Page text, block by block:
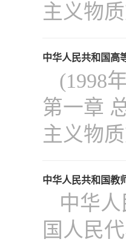
主义物
中华人民共和国高
(1998
第一章
主义物
中华人民共和国教
中华
国人民